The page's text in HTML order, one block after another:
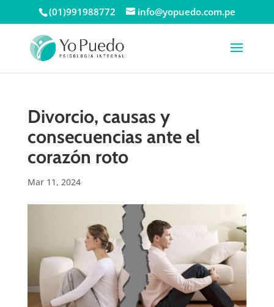
(01)991988772 info@yopuedo.com.pe
Divorcio, causas y
consecuencias ante el
corazón roto
Mar 11, 2024